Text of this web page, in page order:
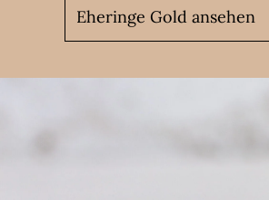
Eheringe Gold ansehen